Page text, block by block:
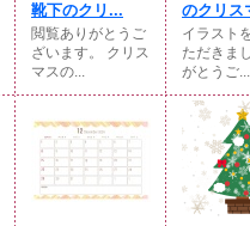
靴下のクリ...
閲覧ありがとうご
ざいます。 クリス
マスの...
のクリス
イラスト
ただきま
がとうご...